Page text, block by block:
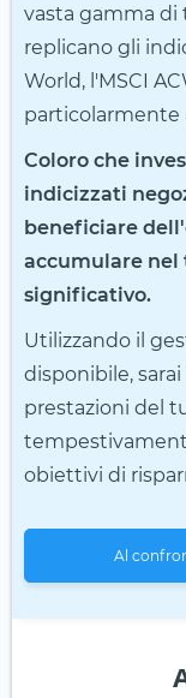
vasta gamma di
replicano gli
World, l'MSCI
particolarmente
Coloro che
indicizzati
beneficiare
accumulare
significativo.
Utilizzando il
disponibile,
prestazioni del
obiettivi di
Al